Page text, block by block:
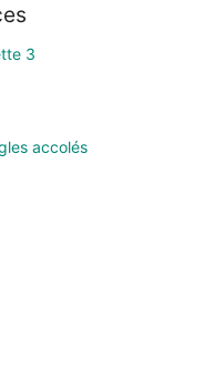
3
accolés